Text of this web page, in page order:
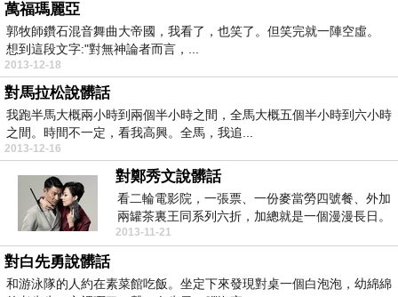
萬福瑪麗亞
郭牧師鑽石混音舞曲大帝國，我看了，也笑了。但笑完就一陣空虛。
想到這段文字:"對無神論者而言，...
2013-12-18
對馬拉松說髒話
我跑半馬大概兩小時到兩個半小時之間，全馬大概五個半小時到六小時
之間。時間不一定，看我高興。全馬，我追...
2013-12-16
對鄭秀文說髒話
看二輪電影院，一張票、一份麥當勞四號餐、外加
兩罐茶裏王同系列六折，加總就是一個漫漫長日。
光天化日進場...
2013-11-21
對白先勇說髒話
和游泳隊的人約在素菜館吃飯。坐定下來發現對桌一個白泡泡，幼綿綿